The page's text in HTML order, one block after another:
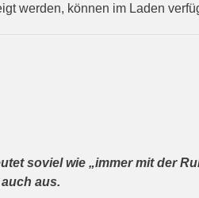
werden, können im Laden
soviel wie „immer mit der
aus.